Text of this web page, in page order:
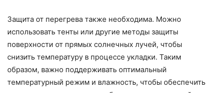
Защита от перегрева также необходима. Можно
использовать тенты или другие методы защиты
поверхности от прямых солнечных лучей, чтобы
снизить температуру в процессе укладки. Таким
образом, важно поддерживать оптимальный
температурный режим и влажность, чтобы обеспечить